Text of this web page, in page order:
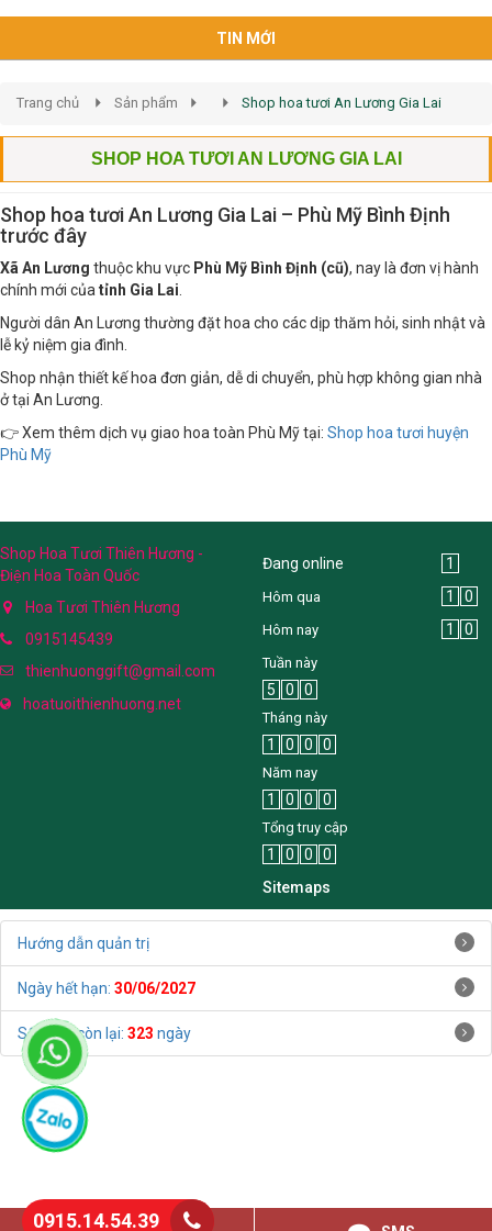
TIN MỚI
Trang chủ Sản phẩm Shop hoa tươi An Lương Gia Lai
SHOP HOA TƯƠI AN LƯƠNG GIA LAI
Shop hoa tươi An Lương Gia Lai – Phù Mỹ Bình Định
trước đây
Xã An Lương thuộc khu vực Phù Mỹ Bình Định (cũ), nay là đơn vị hành
chính mới của tỉnh Gia Lai
Người dân An Lương thường đặt hoa cho các dịp thăm hỏi, sinh nhật và
lễ kỷ niệm gia đình.
Shop nhận thiết kế hoa đơn giản, dễ di chuyển, phù hợp không gian nhà
ở tại An Lương.
👉 Xem thêm dịch vụ giao hoa toàn Phù Mỹ tại: Shop hoa tươi huyện
Phù Mỹ
Shop Hoa Tươi Thiên Hương -
Điện Hoa Toàn Quốc
Hoa Tươi Thiên Hương
0915145439
thienhuonggift@gmail.com
hoatuoithienhuong.net
Đang online 1
Hôm qua 1 0
Hôm nay 1 0
Tuần này
5 0 0
Tháng này
1 0 0 0
Năm nay
1 0 0 0
Tổng truy cập
1 0 0
0
Sitemaps
Hướng dẫn quản trị
Ngày hết hạn: 30/06/2027
Số ngày còn lại: 323 ngày
0915.14.54.39